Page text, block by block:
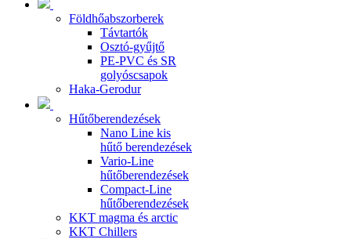
Földhőabszorberek
Távtartók
Osztó-gyűjtő
PE-PVC és SR
golyóscsapok
Haka-Gerodur
Hűtőberendezések
Nano Line kis
hűtő berendezések
Vario-Line
hűtőberendezések
Compact-Line
hűtőberendezések
KKT magma és arctic
KKT Chillers